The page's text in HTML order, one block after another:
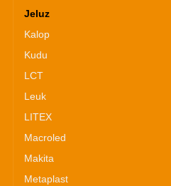
Jeluz
Kalop
Kudu
LCT
Leuk
LITEX
Macroled
Makita
Metaplast